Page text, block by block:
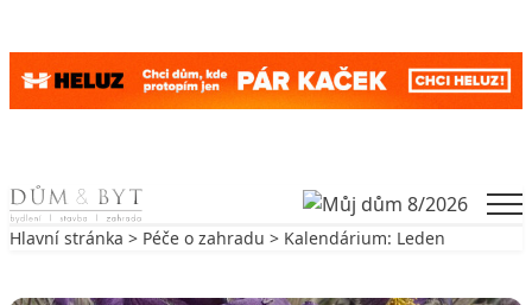
Skip to content
Hlavní stránka > Péče o zahradu > Kalendárium: Leden